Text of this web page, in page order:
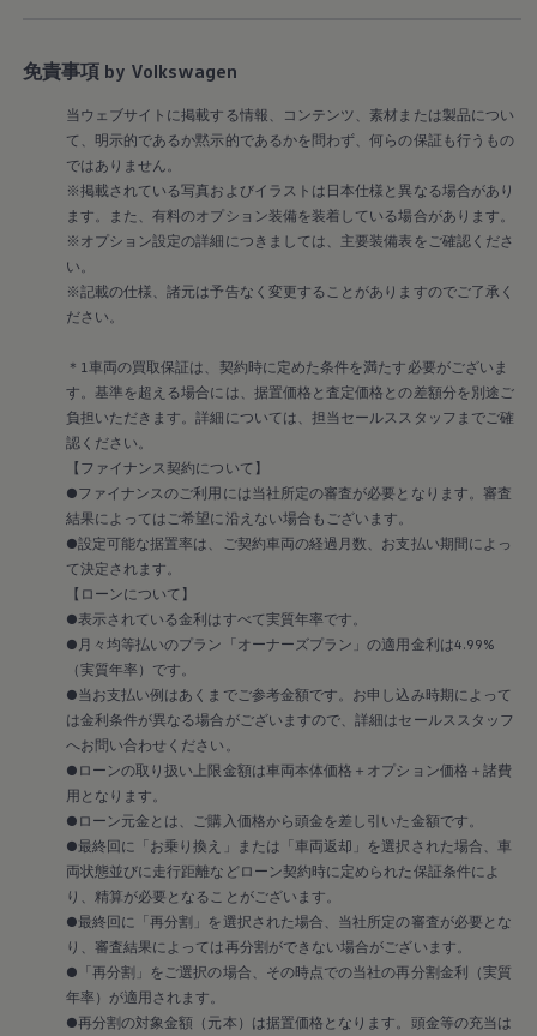
安心プログラム
延長保証ウォルフィサポート
カスタマーセンター
タイヤパンク補償
認定中古車
“Certified Pre-Owned”の品質とは
延長保証サービスガイド
9つの約束
キャンペーン/ファイナンスプログラム
フォルクスワーゲンについて
会社概要
会社概要EN
採用情報
正規ディーラー地域別採用情報
プレスリリース
2025
2024
2023
2022
2021
2020
2019
2018
2017
2016
2015
リコール関連情報
セーフティ マイスター
免責事項 by Volkswagen
当ウェブサイトに掲載する情報、コンテンツ、素材または製品につい
て、明示的であるか黙示的であるかを問わず、何らの保証も行うもの
ではありません。
※掲載されている写真およびイラストは日本仕様と異なる場合があり
ます。また、有料のオプション装備を装着している場合があります。
※オプション設定の詳細につきましては、主要装備表をご確認くださ
い。
※記載の仕様、諸元は予告なく変更することがありますのでご了承く
ださい。
＊1車両の買取保証は、契約時に定めた条件を満たす必要がございま
す。基準を超える場合には、据置価格と査定価格との差額分を別途ご
負担いただきます。詳細については、担当セールススタッフまでご確
認ください。
【ファイナンス契約について】
●ファイナンスのご利用には当社所定の審査が必要となります。審査
結果によってはご希望に沿えない場合もございます。
●設定可能な据置率は、ご契約車両の経過月数、お支払い期間によっ
て決定されます。
【ローンについて】
●表示されている金利はすべて実質年率です。
●月々均等払いのプラン「オーナーズプラン」の適用金利は4.99%
（実質年率）です。
●当お支払い例はあくまでご参考金額です。お申し込み時期によって
は金利条件が異なる場合がございますので、詳細はセールススタッフ
へお問い合わせください。
●ローンの取り扱い上限金額は車両本体価格＋オプション価格＋諸費
用となります。
●ローン元金とは、ご購入価格から頭金を差し引いた金額です。
●最終回に「お乗り換え」または「車両返却」を選択された場合、車
両状態並びに走行距離などローン契約時に定められた保証条件によ
り、精算が必要となることがございます。
●最終回に「再分割」を選択された場合、当社所定の審査が必要とな
り、審査結果によっては再分割ができない場合がございます。
●「再分割」をご選択の場合、その時点での当社の再分割金利（実質
年率）が適用されます。
●再分割の対象金額（元本）は据置価格となります。頭金等の充当は